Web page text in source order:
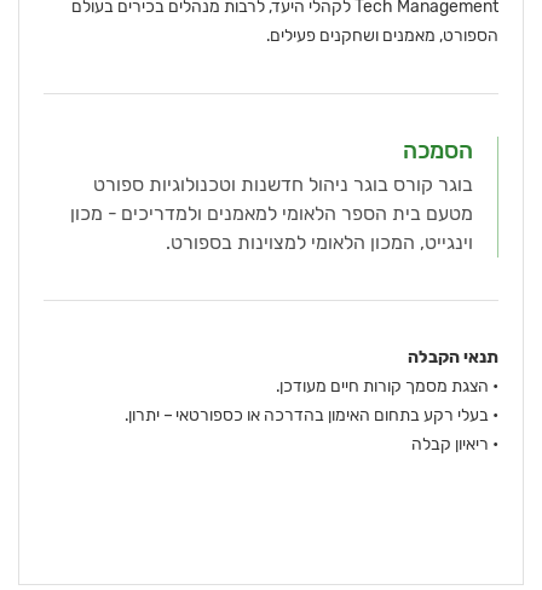
Tech Management לקהלי היעד, לרבות מנהלים בכירים בעולם
הספורט, מאמנים ושחקנים פעילים.
הסמכה
בוגר קורס בוגר ניהול חדשנות וטכנולוגיות ספורט
מטעם בית הספר הלאומי למאמנים ולמדריכים - מכון
וינגייט, המכון הלאומי למצוינות בספורט.
תנאי הקבלה
• הצגת מסמך קורות חיים מעודכן.
• בעלי רקע בתחום האימון בהדרכה או כספורטאי – יתרון.
• ריאיון קבלה